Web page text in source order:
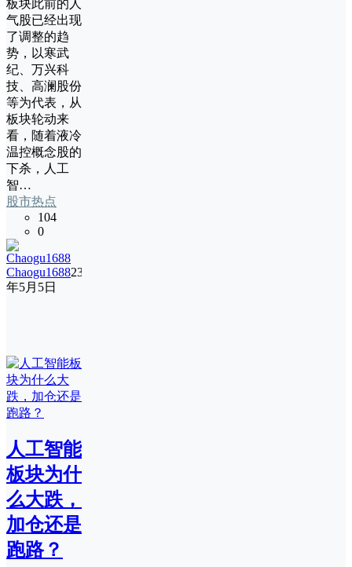
板块此前的人
气股已经出现
了调整的趋
势，以寒武
纪、万兴科
技、高澜股份
等为代表，从
板块轮动来
看，随着液冷
温控概念股的
下杀，人工
智…
股市热点
104
0
Chaogu168823
年5月5日
人工智能
板块为什
么大跌，
加仓还是
跑路？